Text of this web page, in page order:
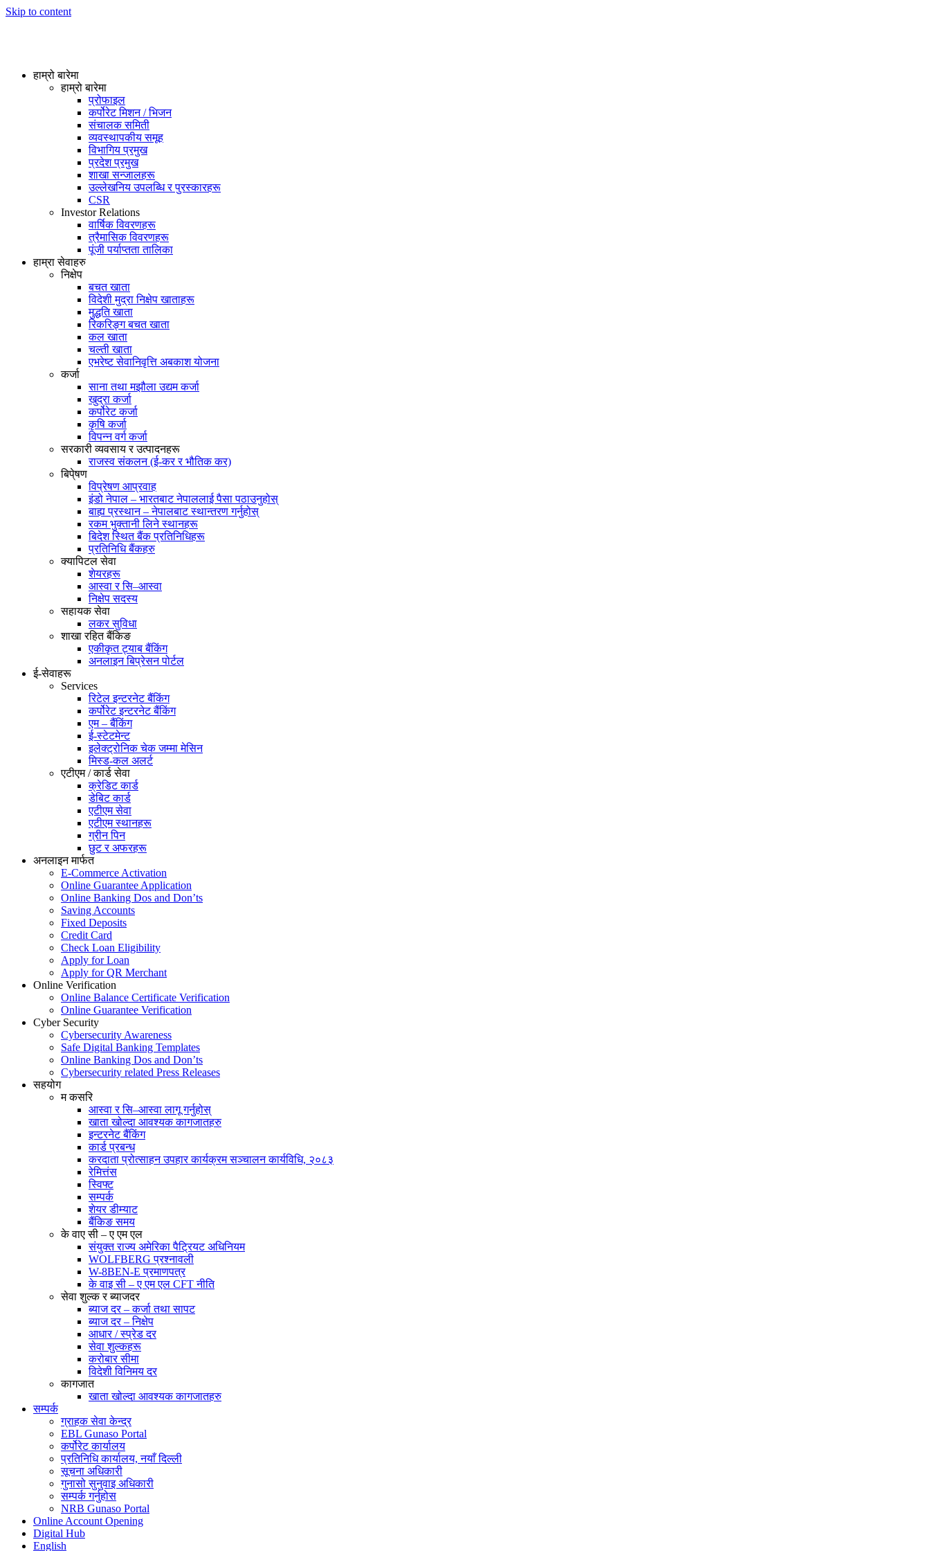
Skip to content
हाम्रो बारेमा
हाम्रो बारेमा
प्रोफाइल
कर्पोरेट मिशन / भिजन
संचालक समिती
व्यवस्थापकीय समूह
विभागिय प्रमुख
प्रदेश प्रमुख
शाखा सन्जालहरू
उल्लेखनिय उपलब्धि र पुरस्कारहरू
CSR
Investor Relations
वार्षिक विवरणहरू
त्रैमासिक विवरणहरू
पूंजी पर्याप्तता तालिका
हाम्रा सेवाहरु
निक्षेप
बचत खाता
विदेशी मुद्रा निक्षेप खाताहरू
मुद्धति खाता
रिकरिङ्ग बचत खाता
कल खाता
चल्ती खाता
एभरेष्ट सेवानिवृत्ति अबकाश योजना
कर्जा
साना तथा मझौला उद्यम कर्जा
खुद्रा कर्जा
कर्पोरेट कर्जा
कृषि कर्जा
विपन्न वर्ग कर्जा
सरकारी व्यवसाय र उत्पादनहरू
राजस्व संकलन (ई-कर र भौतिक कर)
बिपे्षण
विप्रेषण आप्रवाह
इंडो नेपाल – भारतबाट नेपाललाई पैसा पठाउनुहोस्
बाह्य प्रस्थान – नेपालबाट स्थान्तरण गर्नुहोस्
रकम भुक्तानी लिने स्थानहरू
बिदेश स्थित बैंक प्रतिनिधिहरू
प्रतिनिधि बैंकहरु
क्यापिटल सेवा
शेयरहरू
आस्वा र सि–आस्वा
निक्षेप सदस्य
सहायक सेवा
लकर सुविधा
शाखा रहित बैंकिङ
एकीकृत ट्याब बैंकिंग
अनलाइन बिप्रेसन पोर्टल
ई-सेवाहरू
Services
रिटेल इन्टरनेट बैंकिंग
कर्पोरेट इन्टरनेट बैंकिंग
एम – बैंकिंग
ई-स्टेटमेन्ट
इलेक्ट्रोनिक चेक जम्मा मेसिन
मिस्ड-कल अलर्ट
एटीएम / कार्ड सेवा
क्रेडिट कार्ड
डेबिट कार्ड
एटीएम सेवा
एटीएम स्थानहरू
ग्रीन पिन
छुट र अफरहरू
अनलाइन मार्फत
E-Commerce Activation
Online Guarantee Application
Online Banking Dos and Don’ts
Saving Accounts
Fixed Deposits
Credit Card
Check Loan Eligibility
Apply for Loan
Apply for QR Merchant
Online Verification
Online Balance Certificate Verification
Online Guarantee Verification
Cyber Security
Cybersecurity Awareness
Safe Digital Banking Templates
Online Banking Dos and Don’ts
Cybersecurity related Press Releases
सहयोग
म कसरि
आस्वा र सि–आस्वा लागू गर्नुहोस्
खाता खोल्दा आवश्यक कागजातहरु
इन्टरनेट बैंकिंग
कार्ड प्रबन्ध
करदाता प्रोत्साहन उपहार कार्यक्रम सञ्चालन कार्यविधि, २०८३
रेमित्तंस
स्विफ्ट
सम्पर्क
शेयर डीम्याट
बैंकिङ समय
के वाए सी – ए एम एल
संयुक्त राज्य अमेरिका पैट्रियट अधिनियम
WOLFBERG प्रश्नावली
W-8BEN-E प्रमाणपत्र
के वाइ सी – ए एम एल CFT नीति
सेवा शुल्क र ब्याजदर
ब्याज दर – कर्जा तथा सापट
ब्याज दर – निक्षेप
आधार / स्प्रेड दर
सेवा शुल्कहरू
करोबार सीमा
विदेशी विनिमय दर
कागजात
खाता खोल्दा आवश्यक कागजातहरु
सम्पर्क
ग्राहक सेवा केन्द्र
EBL Gunaso Portal
कर्पोरेट कार्यालय
प्रतिनिधि कार्यालय, नयाँ दिल्ली
सूचना अधिकारी
गुनासो सुनुवाइ अधिकारी
सम्पर्क गर्नुहोस
NRB Gunaso Portal
Online Account Opening
Digital Hub
English